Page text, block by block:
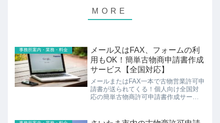
事務所案内・業務・料金
メール又はFAX、フォームの利
用もOK！簡単古物商申請書作成
サービス【全国対応】
メールまたはFAX一本で古物営業許可申
請書が送られてくる！個人向け全国対
応の簡単古物商許可申請書作成サービ
の許可は、営業所の所在地を管轄する